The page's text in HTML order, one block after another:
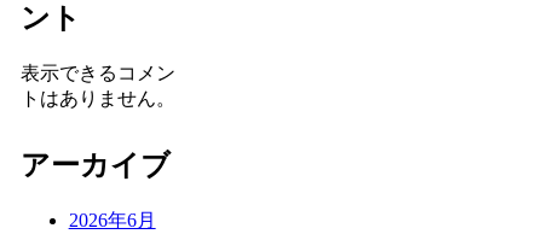
ント
表示できるコメン
トはありません。
アーカイブ
2026年6月